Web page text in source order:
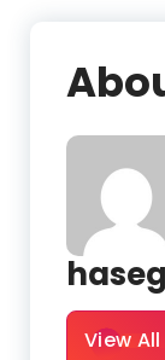
View